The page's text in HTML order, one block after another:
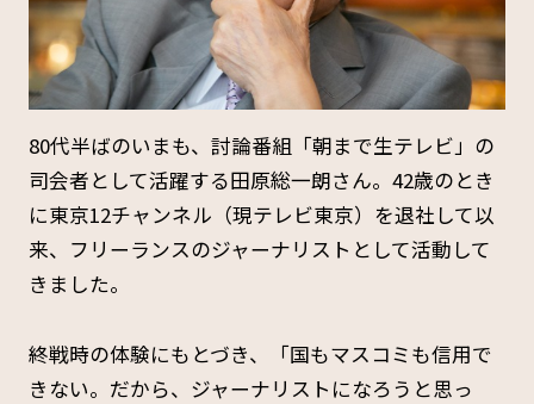
80代半ばのいまも、討論番組「朝まで生テレビ」の
司会者として活躍する田原総一朗さん。42歳のとき
に東京12チャンネル（現テレビ東京）を退社して以
来、フリーランスのジャーナリストとして活動して
きました。
終戦時の体験にもとづき、「国もマスコミも信用で
きない。だから、ジャーナリストになろうと思っ